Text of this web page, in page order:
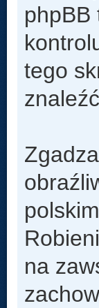
phpBB
tego
na